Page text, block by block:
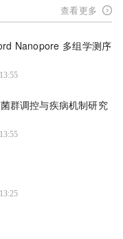
查看更多
Nanopore 多组学测序
群调控与疾病机制研究